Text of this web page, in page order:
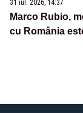
31 iul. 2026, 14:37
Marco Rubio,
cu România